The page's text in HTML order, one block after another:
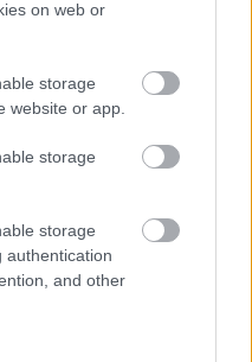
on web or
storage
website or app.
storage
storage
authentication
and other
Όλοι μιλούν για τη
δεν ξέρει από